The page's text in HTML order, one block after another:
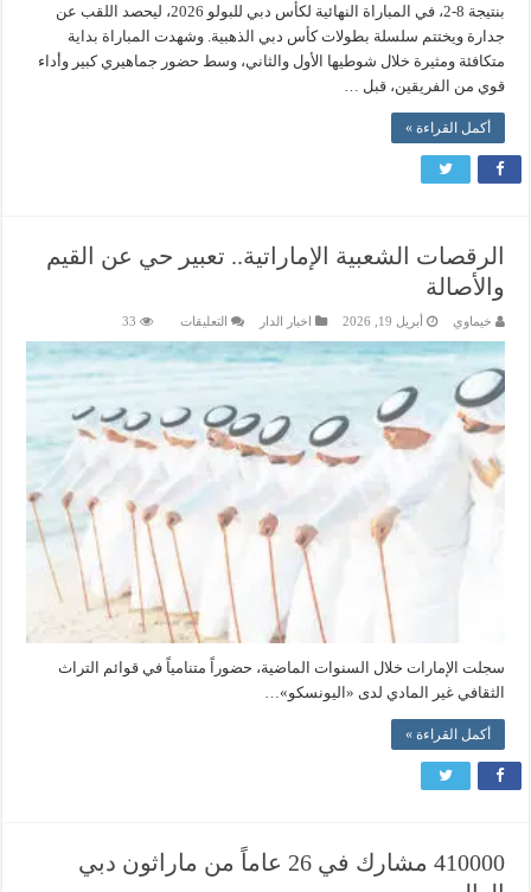
بنتيجة 8-2، في المباراة النهائية لكأس دبي للبولو 2026، ليحصد اللقب عن
جدارة ويختتم سلسلة بطولات كأس دبي الذهبية. وشهدت المباراة بداية
متكافئة ومثيرة خلال شوطيها الأول والثاني، وسط حضور جماهيري كبير وأداء
قوي من الفريقين، قبل …
أكمل القراءة »
الرقصات الشعبية الإماراتية.. تعبير حي عن القيم
والأصالة
خيماوي أبريل 19, 2026 اخبار الدار التعليقاتعلى
الشعبية
الإماراتية..
عن
القيم
والأصالة
33
سجلت الإمارات خلال السنوات الماضية، حضوراً متنامياً في قوائم التراث
الثقافي غير المادي لدى «اليونسكو»…
أكمل القراءة »
410000 مشارك في 26 عاماً من ماراثون دبي